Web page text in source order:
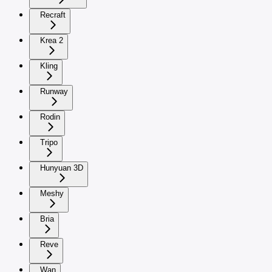
Recraft
Krea 2
Kling
Runway
Rodin
Tripo
Hunyuan 3D
Meshy
Bria
Reve
Wan